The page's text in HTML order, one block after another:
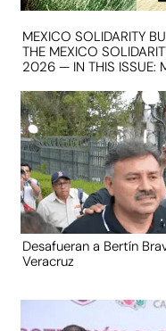
MEXICO SOLIDARITY
THE MEXICO
2026 — IN THIS ISSUE:
Desafueran a Bertín
Veracruz